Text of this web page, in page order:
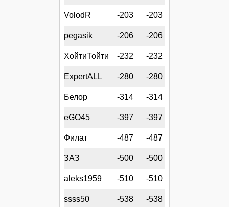
VolodR -203 -203
pegasik -206 -206
ХойтиТойти -232 -232
ExpertALL -280 -280
Белор -314 -314
eGO45 -397 -397
Филат -487 -487
ЗАЗ -500 -500
aleks1959 -510 -510
ssss50 -538 -538